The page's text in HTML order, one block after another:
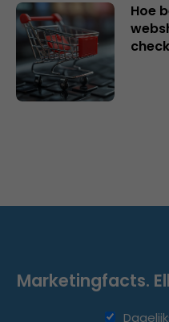
Hoe
Marketingfacts.